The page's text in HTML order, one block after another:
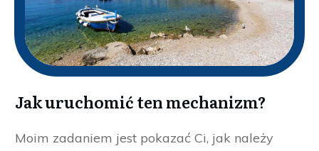
Jak uruchomić ten mechanizm?
Moim zadaniem jest pokazać Ci, jak należy